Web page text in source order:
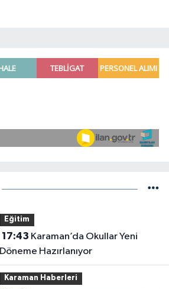
Eğitim
17:43
Döneme Hazırlanıyor
Karaman Haberleri